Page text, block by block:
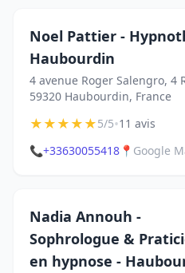
Noel Pattier -
Haubourdin
4 avenue Roger Salengro, 4
59320 Haubourdin, France
★★★★★5/5•11 avis
📞+33630055418 📍 Google
Nadia Annouh -
Sophrologue &
en hypnose -